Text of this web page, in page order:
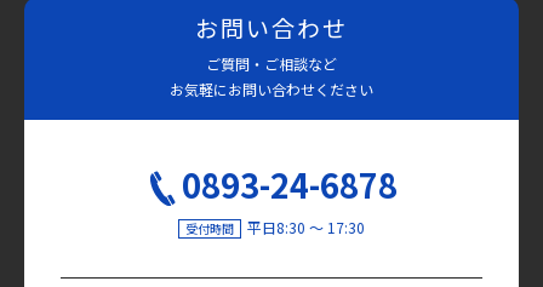
お問い合わせ
ご質問・ご相談など
お気軽にお問い合わせください
0893-24-6878
受付時間 平日8:30 〜 17:30